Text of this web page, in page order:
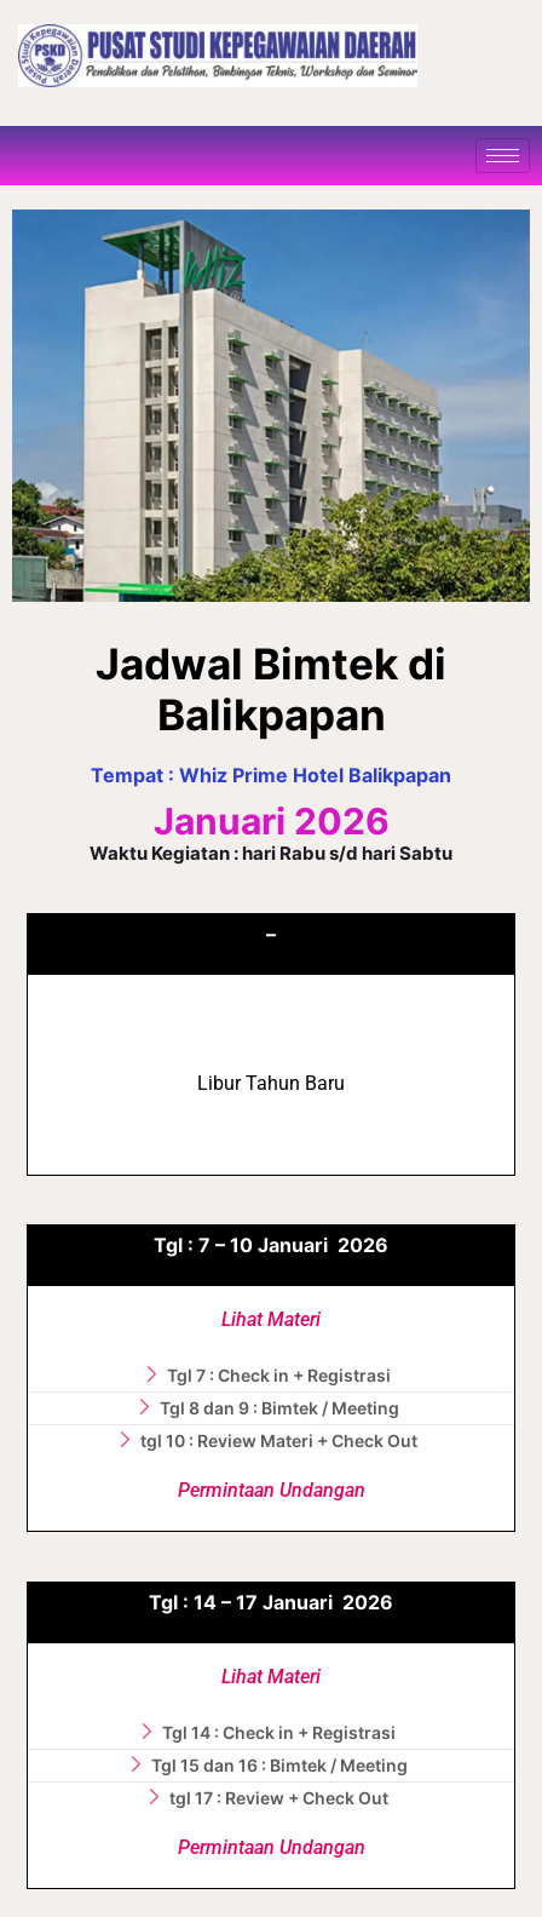
Jadwal Bimtek di
Balikpapan
Tempat : Whiz Prime Hotel Balikpapan
Januari 2026
Waktu Kegiatan : hari Rabu s/d hari Sabtu
–
Libur Tahun Baru
Tgl : 7 – 10 Januari 2026
Lihat Materi
Tgl 7 : Check in + Registrasi
Tgl 8 dan 9 : Bimtek / Meeting
tgl 10 : Review Materi + Check Out
Permintaan Undangan
Tgl : 14 – 17 Januari 2026
Lihat Materi
Tgl 14 : Check in + Registrasi
Tgl 15 dan 16 : Bimtek / Meeting
tgl 17 : Review + Check Out
Permintaan Undangan